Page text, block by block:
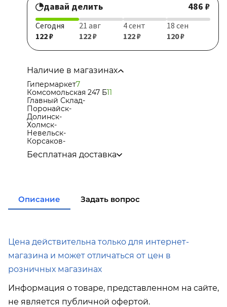
давай делить 486 ₽
Сегодня
122 ₽
21 авг
122 ₽
4 сент
122 ₽
18 сен
120 ₽
Наличие в магазинах
Гипермаркет7
Комсомольская 247 Б11
Главный Склад-
Поронайск-
Долинск-
Холмск-
Невельск-
Корсаков-
Бесплатная доставка
000р
в город Поронайск при покупке
Описание Задать вопрос
Цена действительна только для интернет-
магазина и может отличаться от цен в
розничных магазинах
Информация о товаре, представленном на сайте,
не является публичной офертой.